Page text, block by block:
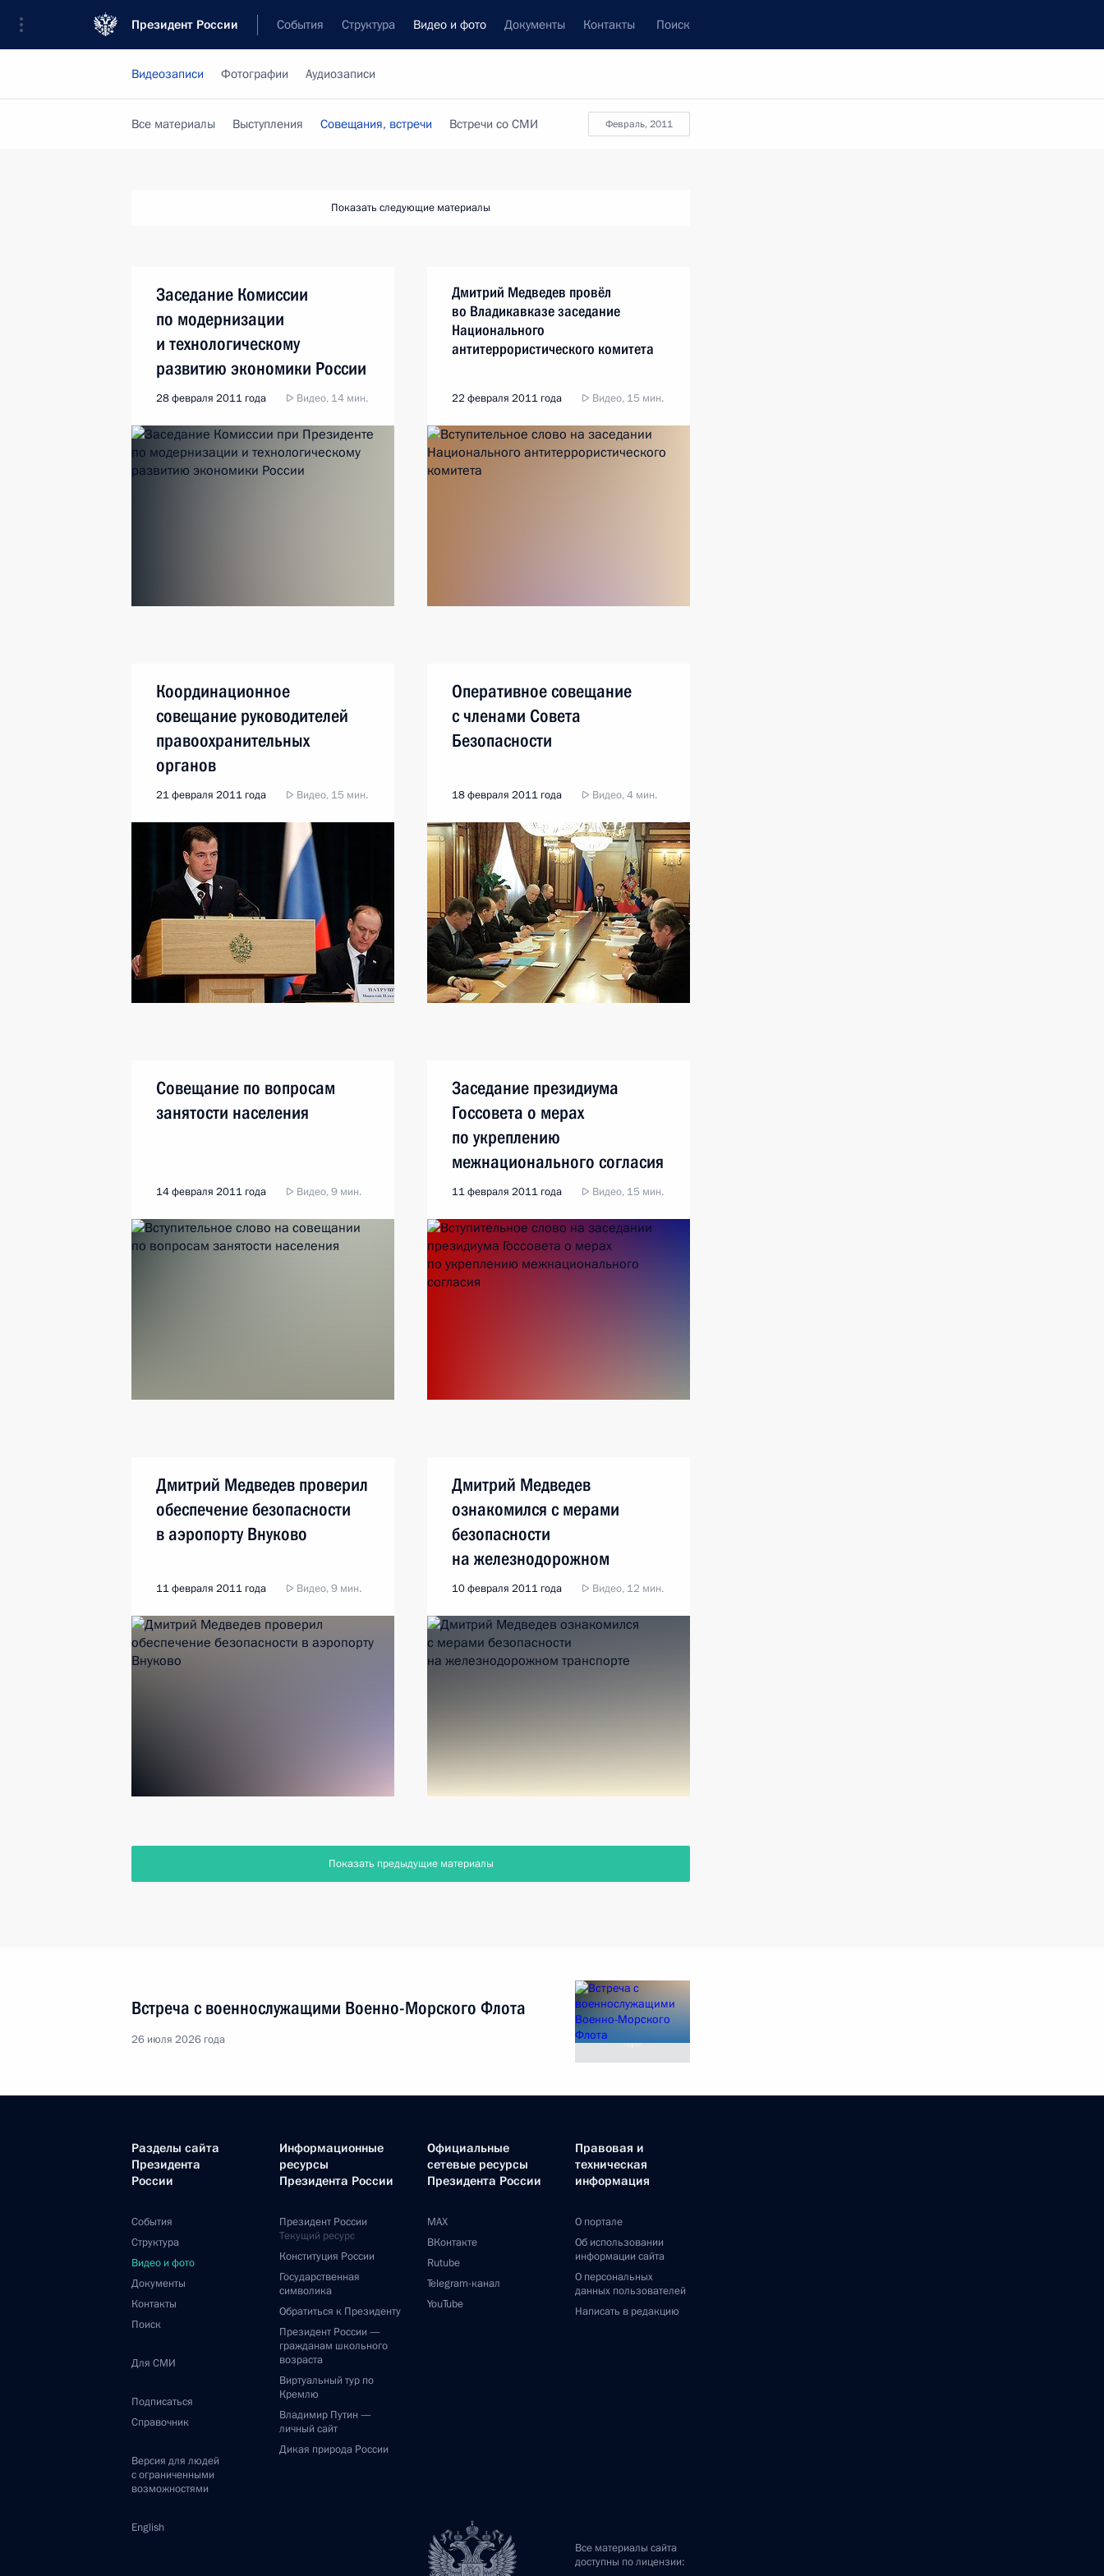
Президент России События Структура Видео и фото Документы Контакты Поиск
Видеозаписи Фотографии Аудиозаписи
февраль, 2011
Все материалы Выступления Совещания, встречи Встречи со СМИ
Показать следующие материалы
Заседание Комиссии
по модернизации
и технологическому
развитию экономики России
28 февраля 2011 года Видео, 14 мин.
Дмитрий Медведев провёл
во Владикавказе заседание
Национального
антитеррористического комитета
22 февраля 2011 года Видео, 15 мин.
Координационное
совещание руководителей
правоохранительных
органов
21 февраля 2011 года Видео, 15 мин.
Оперативное совещание
с членами Совета
Безопасности
18 февраля 2011 года Видео, 4 мин.
Совещание по вопросам
занятости населения
14 февраля 2011 года Видео, 9 мин.
Заседание президиума
Госсовета о мерах
по укреплению
межнационального согласия
11 февраля 2011 года Видео, 15 мин.
Дмитрий Медведев проверил
обеспечение безопасности
в аэропорту Внуково
11 февраля 2011 года Видео, 9 мин.
Дмитрий Медведев
ознакомился с мерами
безопасности
на железнодорожном
транспорте
10 февраля 2011 года Видео, 12 мин.
Показать предыдущие материалы
Встреча с военнослужащими Военно-Морского Флота
26 июля 2026 года
Разделы сайта
Президента
России
События
Структура
Видео и фото
Документы
Контакты
Поиск
Для СМИ
Подписаться
Справочник
Версия для людей
с ограниченными
возможностями
English
Информационные
ресурсы
Президента России
Президент России
Текущий ресурс
Конституция России
Государственная
символика
Обратиться к Президенту
Президент России —
гражданам школьного
возраста
Виртуальный тур по
Кремлю
Владимир Путин —
личный сайт
Дикая природа России
Официальные
сетевые ресурсы
Президента России
MAX
ВКонтакте
Rutube
Telegram-канал
YouTube
Правовая и
техническая
информация
О портале
Об использовании
информации сайта
О персональных
данных пользователей
Написать в редакцию
Все материалы сайта
доступны по лицензии: